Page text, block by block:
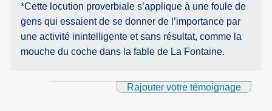
*Cette locution proverbiale s’applique à une foule de
gens qui essaient de se donner de l’importance par
une activité inintelligente et sans résultat, comme la
mouche du coche dans la fable de La Fontaine.
Rajouter votre témoignage